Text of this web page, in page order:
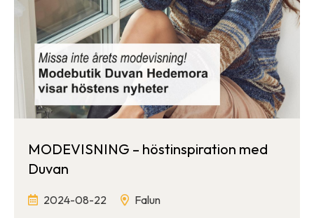
MODEVISNING – höstinspiration med
Duvan
2024-08-22 Falun